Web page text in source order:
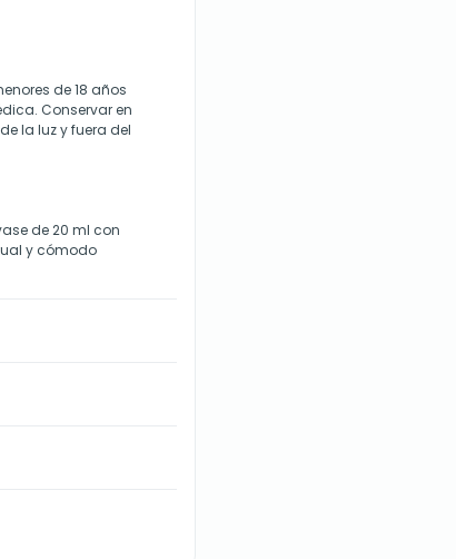
de 18 años
Conservar en
la luz y fuera del
de 20 ml con
y cómodo